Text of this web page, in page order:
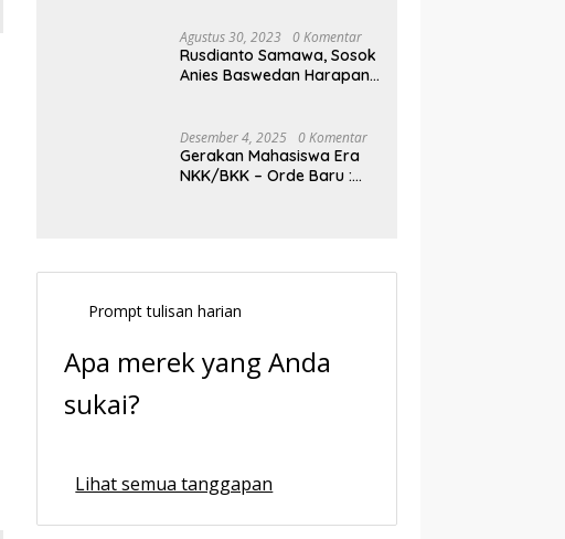
Agraria
Agustus 30, 2023 0 Komentar
Rusdianto Samawa, Sosok
Anies Baswedan Harapan
Desember 4, 2025 0 Komentar
Gerakan Mahasiswa Era
NKK/BKK – Orde Baru :
Prompt tulisan harian
Apa merek yang Anda
sukai?
Lihat semua tanggapan